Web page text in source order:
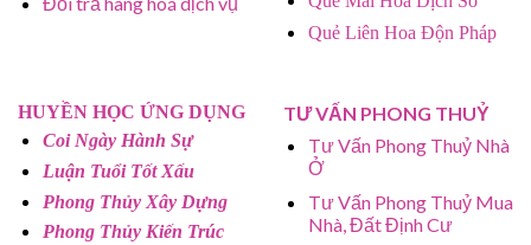
Quẻ Liên Hoa Độn Pháp
HUYỀN HỌC ỨNG DỤNG
Coi Ngày Hành Sự
Luận Tuổi Tốt Xấu
Phong Thủy Xây Dựng
Phong Thủy Kiến Trúc
TƯ VẤN PHONG THUỶ
Tư Vấn Phong Thuỷ Nhà
Ở
Tư Vấn Phong Thuỷ Mua
Nhà, Đất Định Cư